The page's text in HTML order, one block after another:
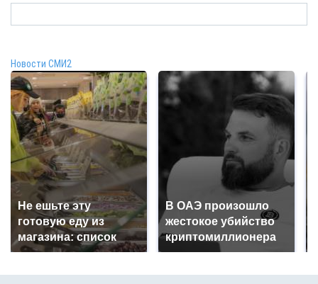
Новости СМИ2
Не ешьте эту
готовую еду из
магазина: список
В ОАЭ произошло
жестокое убийство
криптомиллионера